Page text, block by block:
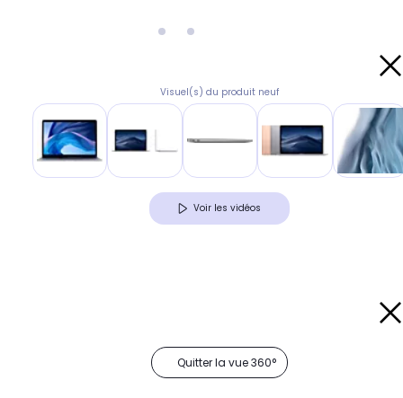
Visuel(s) du produit neuf
Voir les vidéos
Quitter la vue 360°